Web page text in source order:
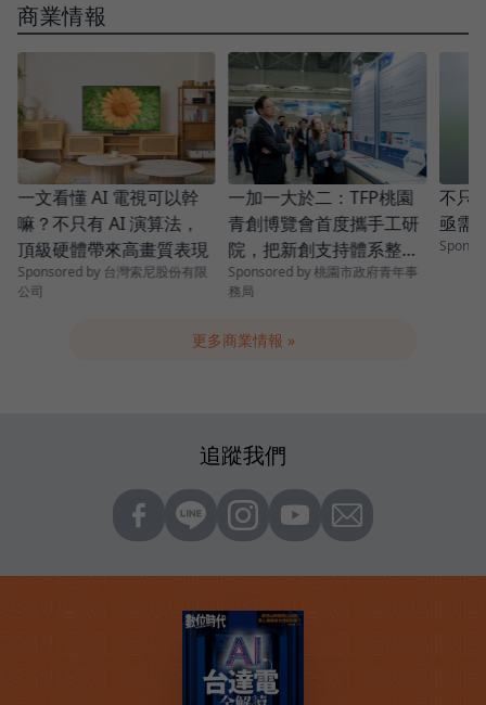
商業情報
一文看懂 AI 電視可以幹
嘛？不只有 AI 演算法，
頂級硬體帶來高畫質表現
Sponsored by 台灣索尼股份有限
公司
一加一大於二：TFP桃園
青創博覽會首度攜手工研
院，把新創支持體系整條
串起來
Sponsored by 桃園市政府青年事
務局
不只
亟需
更多商業情報 »
追蹤我們